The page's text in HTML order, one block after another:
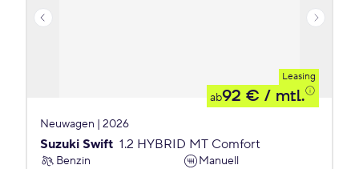
Leasing
ab92 € / mtl.
Neuwagen | 2026
Suzuki Swift 1.2 HYBRID MT Comfort
Benzin
Manuell